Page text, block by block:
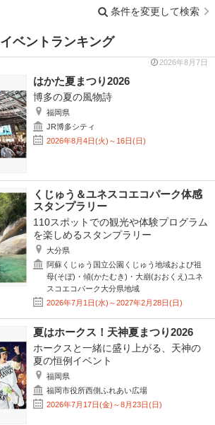
条件を変更して検索
イベントランキング
2026年8月7日
はかた夏まつり2026
博多の夏の風物詩
福岡県
JR博多シティ
2026年8月4日(火)～16日(日)
くじゅう＆ユネスコエコパーク体感
スタンプラリー
110スポットでの観光や体験プログラム
を楽しめるスタンプラリー
大分県
阿蘇くじゅう国立公園くじゅう地域および祖
母(そぼ)・傾(かたむき)・大崩(おおくえ)ユネ
スコエコパーク大分県地域
2026年7月1日(水)～2027年2月28日(日)
夏はホークス！天神夏まつり2026
ホークスと一緒に盛り上がる、天神の
夏の恒例イベント
福岡県
福岡市役所西側ふれあい広場
2026年7月17日(金)～8月23日(日)